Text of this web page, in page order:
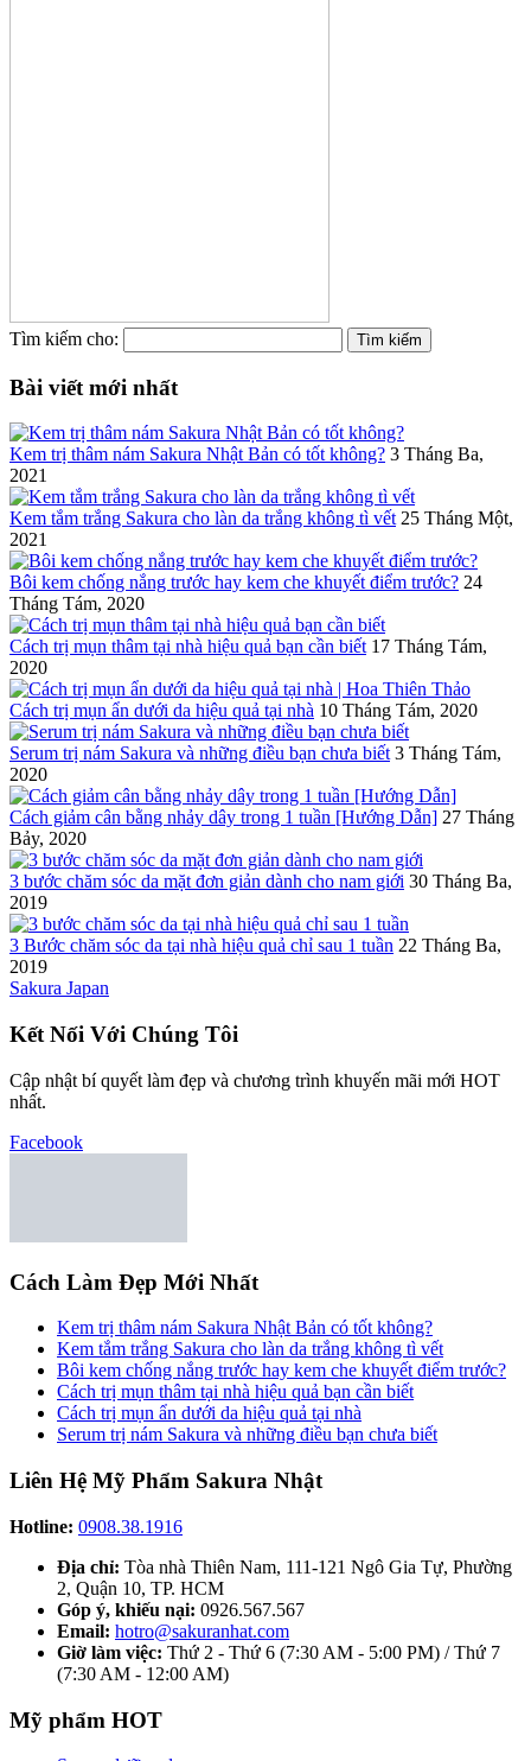
Tìm kiếm cho:
Bài viết mới nhất
Kem trị thâm nám Sakura Nhật Bản có tốt không? 3 Tháng Ba,
2021
Kem tắm trắng Sakura cho làn da trắng không tì vết 25 Tháng Một,
2021
Bôi kem chống nắng trước hay kem che khuyết điểm trước? 24
Tháng Tám, 2020
Cách trị mụn thâm tại nhà hiệu quả bạn cần biết 17 Tháng Tám,
2020
Cách trị mụn ẩn dưới da hiệu quả tại nhà 10 Tháng Tám, 2020
Serum trị nám Sakura và những điều bạn chưa biết 3 Tháng Tám,
2020
Cách giảm cân bằng nhảy dây trong 1 tuần [Hướng Dẫn] 27 Tháng
Bảy, 2020
3 bước chăm sóc da mặt đơn giản dành cho nam giới 30 Tháng Ba,
2019
3 Bước chăm sóc da tại nhà hiệu quả chỉ sau 1 tuần 22 Tháng Ba,
2019
Sakura Japan
Kết Nối Với Chúng Tôi
Cập nhật bí quyết làm đẹp và chương trình khuyến mãi mới HOT
nhất.
Facebook
Cách Làm Đẹp Mới Nhất
Kem trị thâm nám Sakura Nhật Bản có tốt không?
Kem tắm trắng Sakura cho làn da trắng không tì vết
Bôi kem chống nắng trước hay kem che khuyết điểm trước?
Cách trị mụn thâm tại nhà hiệu quả bạn cần biết
Cách trị mụn ẩn dưới da hiệu quả tại nhà
Serum trị nám Sakura và những điều bạn chưa biết
Liên Hệ Mỹ Phẩm Sakura Nhật
Hotline: 0908.38.1916
Địa chỉ: Tòa nhà Thiên Nam, 111-121 Ngô Gia Tự, Phường
2, Quận 10, TP. HCM
Góp ý, khiếu nại: 0926.567.567
Email: hotro@sakuranhat.com
Giờ làm việc: Thứ 2 - Thứ 6 (7:30 AM - 5:00 PM) / Thứ 7
(7:30 AM - 12:00 AM)
Mỹ phẩm HOT